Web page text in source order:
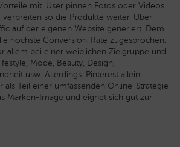
mit. User pinnen Fotos oder Videos
verbreiten so die Produkte weiter. Über
auf der eigenen Website generiert. Dem
höchste Conversion-Rate zugesprochen.
allem bei einer weiblichen Zielgruppe und
Mode, Beauty, Design,
usw. Allerdings: Pinterest allein
als Teil einer umfassenden Online-Strategie
Marken-Image und eignet sich gut zur